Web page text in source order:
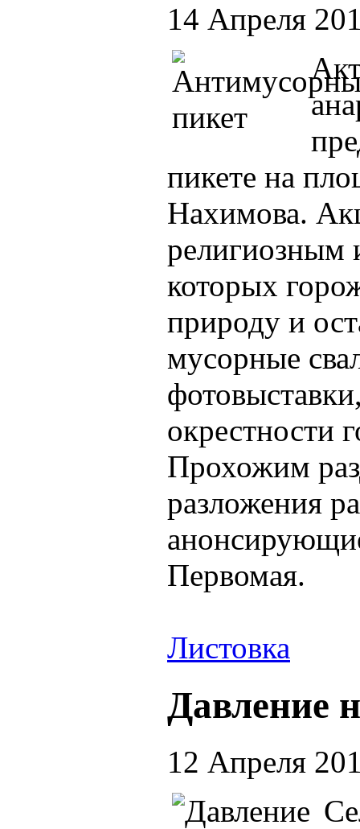
14 Апреля
пикете на
Нахимова.
религиозным
которых
природу и
мусорные
окрестности
Прохожим
разложения
Первомая.
Листовка
Давление
12 Апреля